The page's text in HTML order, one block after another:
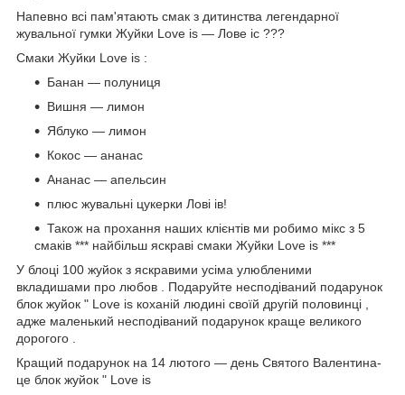
Напевно всі пам'ятають смак з дитинства легендарної
жувальної гумки Жуйки Love is ― Лове іс ???
Смаки Жуйки Love is :
Банан ― полуниця
Вишня ― лимон
Яблуко ― лимон
Кокос ― ананас
Ананас ― апельсин
плюс жувальні цукерки Лові ів!
Також на прохання наших клієнтів ми робимо мікс з 5
смаків *** найбільш яскраві смаки Жуйки Love is ***
У блоці 100 жуйок з яскравими усіма улюбленими
вкладишами про любов . Подаруйте несподіваний подарунок
блок жуйок " Love is коханій людині своїй другій половинці ,
адже маленький несподіваний подарунок краще великого
дорогого .
Кращий подарунок на 14 лютого ― день Святого Валентина-
це блок жуйок " Love is